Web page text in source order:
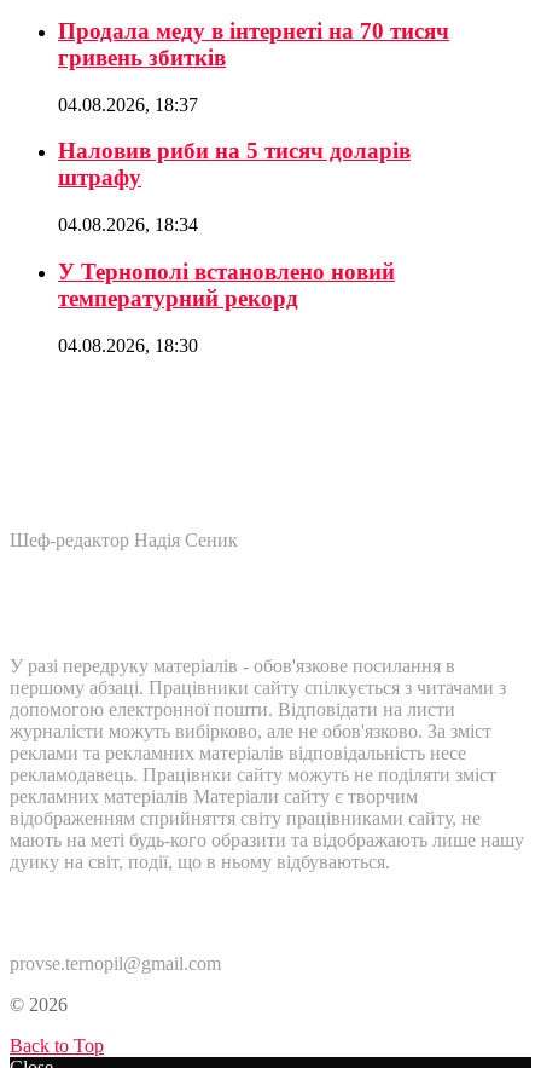
Продала меду в інтернеті на 70 тисяч
гривень збитків
04.08.2026, 18:37
Наловив риби на 5 тисяч доларів
штрафу
04.08.2026, 18:34
У Тернополі встановлено новий
температурний рекорд
04.08.2026, 18:30
Шеф-редактор Надія Сеник
У разі передруку матеріалів - обов'язкове посилання в
першому абзаці. Працівники сайту спілкується з читачами з
допомогою електронної пошти. Відповідати на листи
журналісти можуть вибірково, але не обов'язково. За зміст
реклами та рекламних матеріалів відповідальність несе
рекламодавець. Працівнки сайту можуть не поділяти зміст
рекламних матеріалів Матеріали сайту є творчим
відображенням сприйняття світу працівниками сайту, не
мають на меті будь-кого образити та відображають лише нашу
дуику на світ, події, що в ньому відбуваються.
provse.ternopil@gmail.com
© 2026
Back to Top